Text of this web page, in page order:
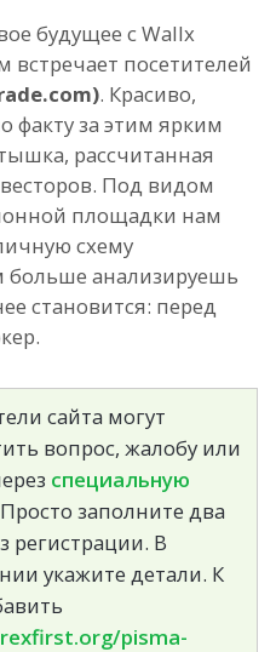
будущее с Wallx
встречает посетителей
. Красиво,
факту за этим ярким
рассчитанная
Под видом
площадки нам
схему
больше анализируешь
становится: перед
сайта могут
вопрос, жалобу или
специальную
Просто заполните два
регистрации. В
укажите детали. К
pisma-